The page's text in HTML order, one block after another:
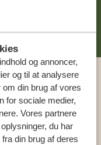
og annoncer,
og til at analysere
din brug af vores
for sociale medier,
Vores partnere
du har
din brug af deres
– START
KLAR TIL AT